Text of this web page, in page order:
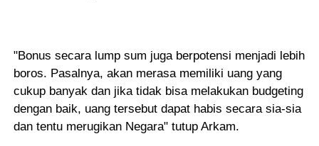
"Bonus secara lump sum juga berpotensi menjadi lebih
boros. Pasalnya, akan merasa memiliki uang yang
cukup banyak dan jika tidak bisa melakukan budgeting
dengan baik, uang tersebut dapat habis secara sia-sia
dan tentu merugikan Negara" tutup Arkam.